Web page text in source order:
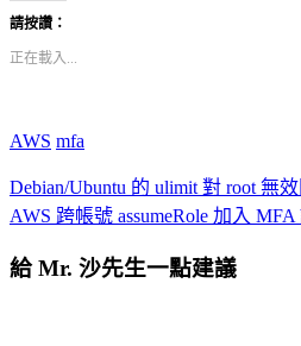
請按讚：
正在載入...
AWS mfa
Debian/Ubuntu 的 ulimit 對 root 無
AWS 跨帳號 assumeRole 加入
給 Mr. 沙先生一點建議